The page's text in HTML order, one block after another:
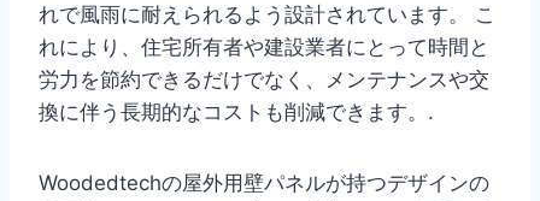
れで風雨に耐えられるよう設計されています。 こ
れにより、住宅所有者や建設業者にとって時間と
労力を節約できるだけでなく、メンテナンスや交
換に伴う長期的なコストも削減できます。.
Woodedtechの屋外用壁パネルが持つデザインの